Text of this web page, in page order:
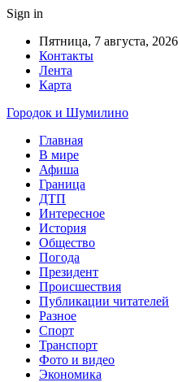
Sign in
Пятница, 7 августа, 2026
Контакты
Лента
Карта
Городок и Шумилино
Главная
В мире
Афиша
Граница
ДТП
Интересное
История
Общество
Погода
Президент
Происшествия
Публикации читателей
Разное
Спорт
Транспорт
Фото и видео
Экономика